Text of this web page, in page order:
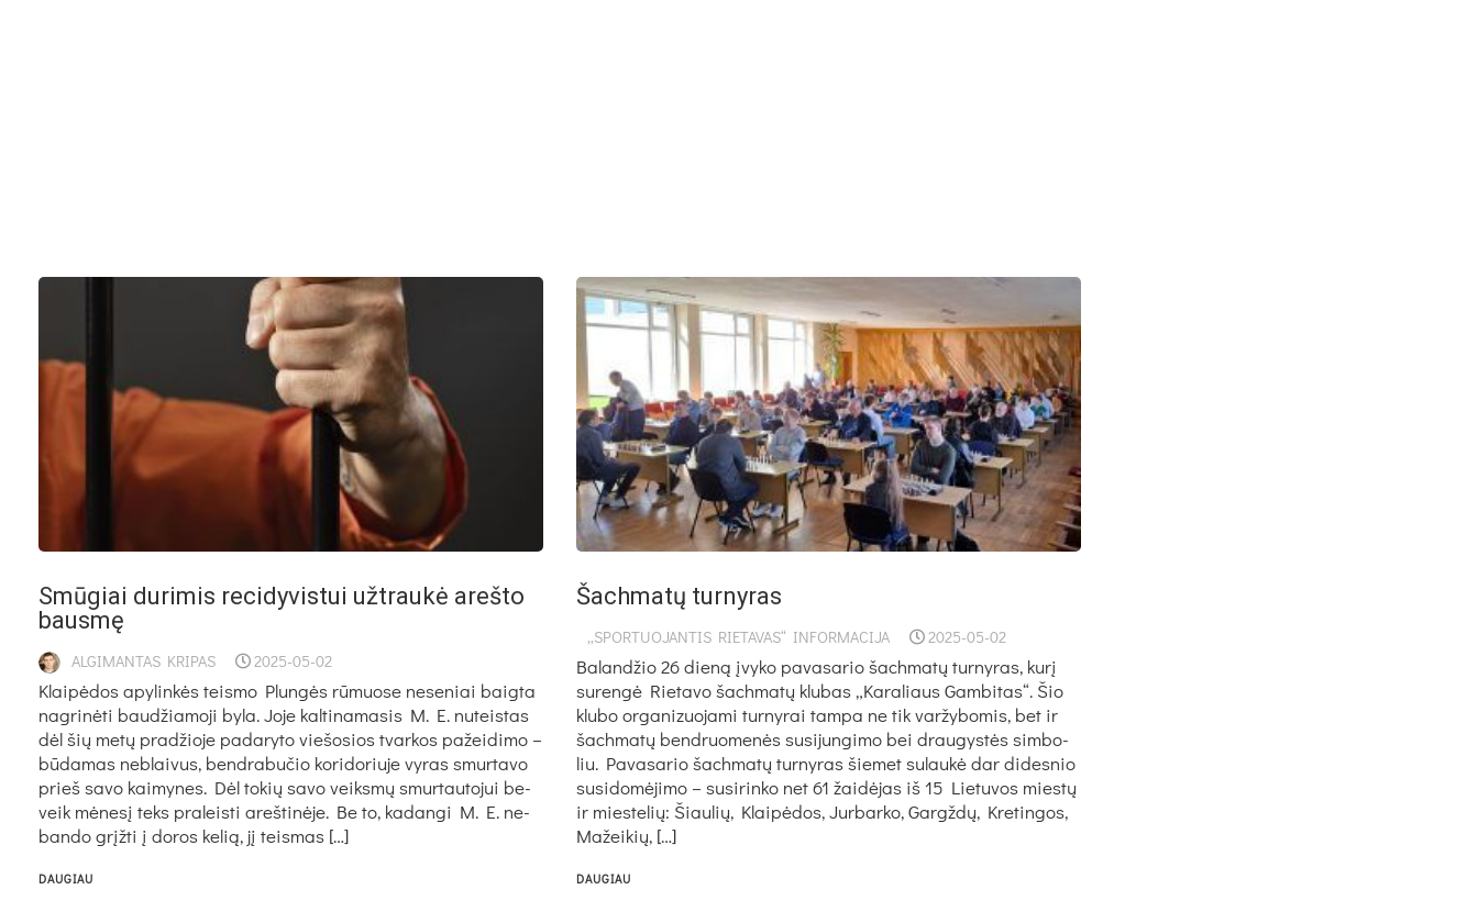
Smū­giai du­ri­mis re­ci­dy­vis­tui už­trau­kė areš­to
baus­mę
ALGIMANTAS KRIPAS 2025-05-02
Klai­pė­dos apy­lin­kės teis­mo Plun­gės rū­muo­se ne­se­niai baig­ta
nag­ri­nė­ti bau­džia­mo­ji by­la. Jo­je kal­ti­na­ma­sis M. E. nu­teis­tas
dėl šių me­tų pra­džio­je pa­da­ry­to vie­šo­sios tvar­kos pa­žei­di­mo –
bū­da­mas ne­blai­vus, bend­ra­bu­čio ko­ri­do­riu­je vy­ras smur­ta­vo
prieš sa­vo kai­my­nes. Dėl to­kių sa­vo veiks­mų smur­tau­to­jui be­
veik mė­ne­sį teks pra­leis­ti areš­ti­nė­je. Be to, ka­dan­gi M. E. ne­
ban­do grįž­ti į do­ros ke­lią, jį teis­mas […]
DAUGIAU
Šach­ma­tų tur­ny­ras
„SPORTUOJANTIS RIETAVAS“ INFORMACIJA 2025-05-02
Ba­lan­džio 26 die­ną įvy­ko pa­va­sa­rio šach­ma­tų tur­ny­ras, ku­rį
su­ren­gė Rie­ta­vo šach­ma­tų klu­bas „Ka­ra­liaus Gam­bi­tas“. Šio
klu­bo or­ga­ni­zuo­ja­mi tur­ny­rai tam­pa ne tik var­žy­bo­mis, bet ir
šach­ma­tų bend­ruo­me­nės su­si­jun­gi­mo bei drau­gys­tės sim­bo­
liu. Pa­va­sa­rio šach­ma­tų tur­ny­ras šie­met su­lau­kė dar di­des­nio
su­si­do­mė­ji­mo – su­si­rin­ko net 61 žai­dė­jas iš 15 Lie­tu­vos mies­tų
ir mies­te­lių: Šiau­lių, Klai­pė­dos, Jur­bar­ko, Gargž­dų, Kre­tin­gos,
Ma­žei­kių, […]
DAUGIAU